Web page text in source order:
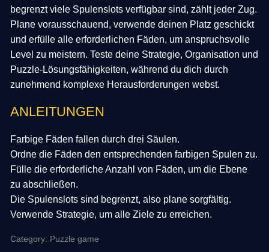
begrenzt viele Spulenslots verfügbar sind, zählt jeder Zug.
Plane vorausschauend, verwende deinen Platz geschickt
und erfülle alle erforderlichen Fäden, um anspruchsvolle
Level zu meistern. Teste deine Strategie, Organisation und
Puzzle-Lösungsfähigkeiten, während du dich durch
zunehmend komplexe Herausforderungen webst.
ANLEITUNGEN
Farbige Fäden fallen durch drei Säulen.
Ordne die Fäden den entsprechenden farbigen Spulen zu.
Fülle die erforderliche Anzahl von Fäden, um die Ebene
zu abschließen.
Die Spulenslots sind begrenzt, also plane sorgfältig.
Verwende Strategie, um alle Ziele zu erreichen.
Category: Puzzle game